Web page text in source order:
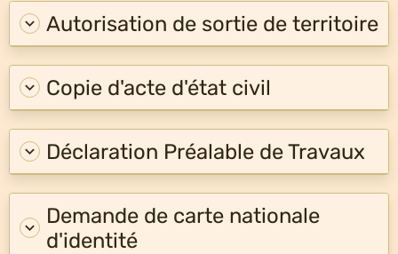
Autorisation de sortie de territoire
Copie d'acte d'état civil
Déclaration Préalable de Travaux
Demande de carte nationale
d'identité